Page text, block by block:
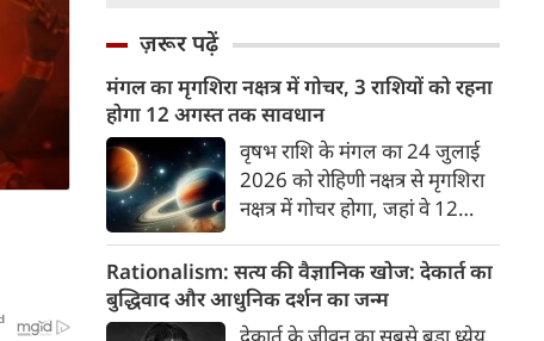
ज़रूर पढ़ें
मंगल का मृगशिरा नक्षत्र में गोचर, 3 राशियों को रहना
होगा 12 अगस्त तक सावधान
वृषभ राशि के मंगल का 24 जुलाई
2026 को रोहिणी नक्षत्र से मृगशिरा
नक्षत्र में गोचर होगा, जहां वे 12
परिवर्तन के चलते 3 राशि के लोगों
को 12 अगस्त तक रहना होगा
सावधान। चलिए जानते हैं कि किन
Rationalism: सत्य की वैज्ञानिक खोज: देकार्त का
बुद्धिवाद और आधुनिक दर्शन का जन्म